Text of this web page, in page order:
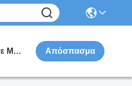
Επικοινωνήστε Μαζί Μας Απόσπασμα